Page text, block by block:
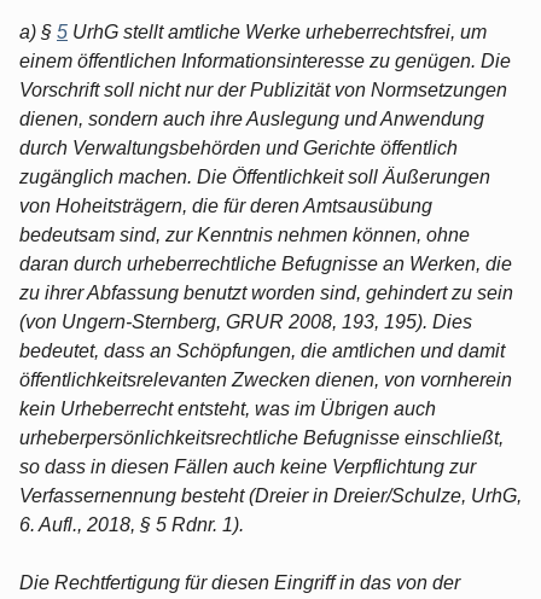
a) § 5 UrhG stellt amtliche Werke urheberrechtsfrei, um
einem öffentlichen Informationsinteresse zu genügen. Die
Vorschrift soll nicht nur der Publizität von Normsetzungen
dienen, sondern auch ihre Auslegung und Anwendung
durch Verwaltungsbehörden und Gerichte öffentlich
zugänglich machen. Die Öffentlichkeit soll Äußerungen
von Hoheitsträgern, die für deren Amtsausübung
bedeutsam sind, zur Kenntnis nehmen können, ohne
daran durch urheberrechtliche Befugnisse an Werken, die
zu ihrer Abfassung benutzt worden sind, gehindert zu sein
(von Ungern-Sternberg, GRUR 2008, 193, 195). Dies
bedeutet, dass an Schöpfungen, die amtlichen und damit
öffentlichkeitsrelevanten Zwecken dienen, von vornherein
kein Urheberrecht entsteht, was im Übrigen auch
urheberpersönlichkeitsrechtliche Befugnisse einschließt,
so dass in diesen Fällen auch keine Verpflichtung zur
Verfassernennung besteht (Dreier in Dreier/Schulze, UrhG,
6. Aufl., 2018, § 5 Rdnr. 1).
Die Rechtfertigung für diesen Eingriff in das von der